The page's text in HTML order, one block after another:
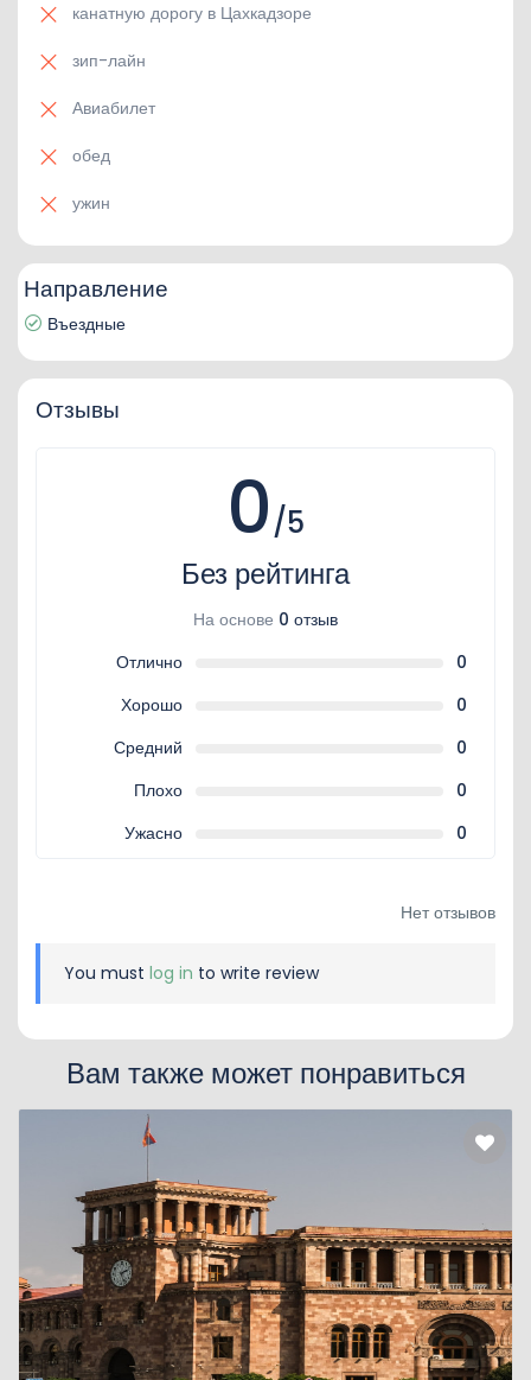
канатную дорогу в Цахкадзоре
зип-лайн
Авиабилет
обед
ужин
Направление
Въездные
Отзывы
0/5
Без рейтинга
На основе 0 отзыв
Отлично
0
Хорошо
0
Средний
0
Плохо
0
Ужасно
0
Нет отзывов
You must log in to write review
Вам также может понравиться